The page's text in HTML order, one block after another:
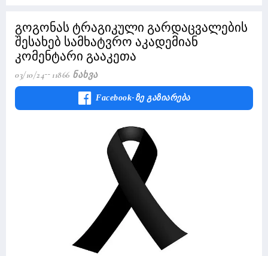
გოგონას ტრაგიკული გარდაცვალების
შესახებ სამხატვრო აკადემიან
კომენტარი გააკეთა
03/10/24 11866 Ნახვა
Facebook-Ზე Გაზიარება